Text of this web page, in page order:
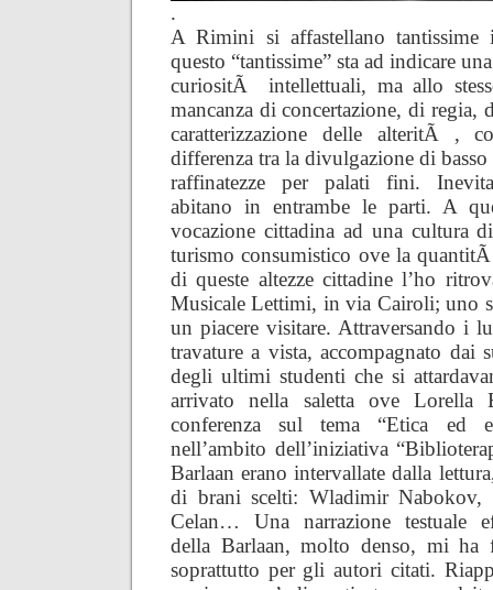
.
A Rimini si affastellano tantissime
questo “tantissime” sta ad indicare
curiositÃ intellettuali, ma allo
mancanza di concertazione, di regia,
caratterizzazione delle alteritÃ ,
differenza tra la divulgazione di
raffinatezze per palati fini.
abitano in entrambe le parti. A
vocazione cittadina ad una cultura
turismo consumistico ove la
di queste altezze cittadine l’ho
Musicale Lettimi, in via Cairoli; uno
un piacere visitare. Attraversando i
travature a vista, accompagnato dai
degli ultimi studenti che si
arrivato nella saletta ove Lorella
conferenza sul tema “Etica ed
nell’ambito dell’iniziativa
Barlaan erano intervallate dalla
di brani scelti: Wladimir
Celan… Una narrazione testuale
della Barlaan, molto denso, mi ha
soprattutto per gli autori citati.